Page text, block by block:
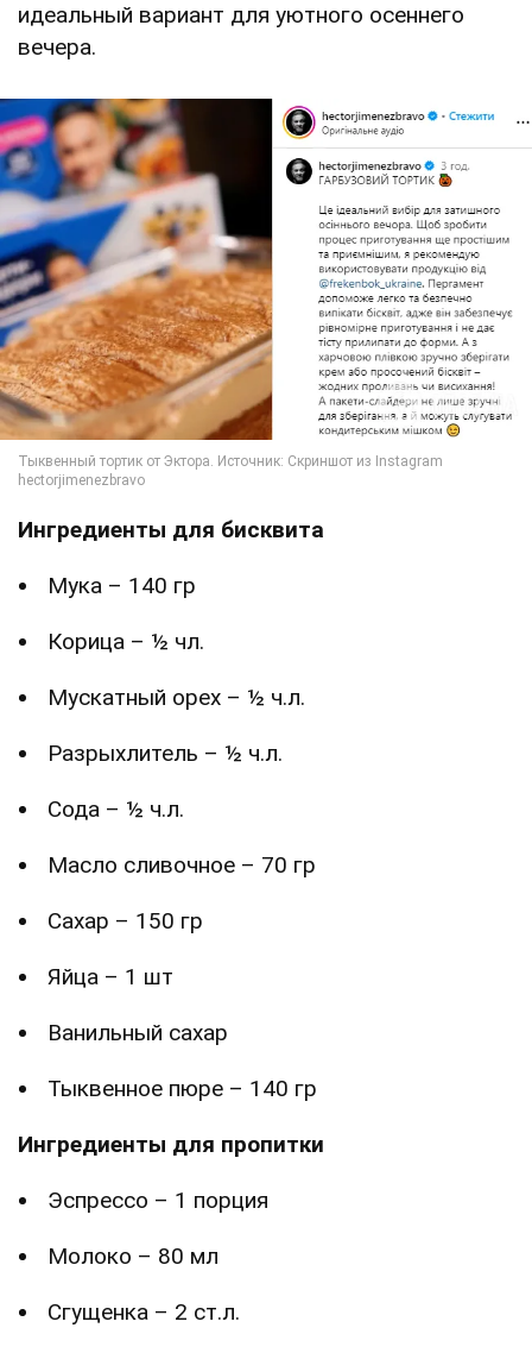
идеальный вариант для уютного осеннего
вечера.
Ингредиенты для бисквита
Мука – 140 гр
Корица – ½ чл.
Мускатный орех – ½ ч.л.
Разрыхлитель – ½ ч.л.
Сода – ½ ч.л.
Масло сливочное – 70 гр
Сахар – 150 гр
Яйца – 1 шт
Ванильный сахар
Тыквенное пюре – 140 гр
Ингредиенты для пропитки
Эспрессо – 1 порция
Молоко – 80 мл
Сгущенка – 2 ст.л.